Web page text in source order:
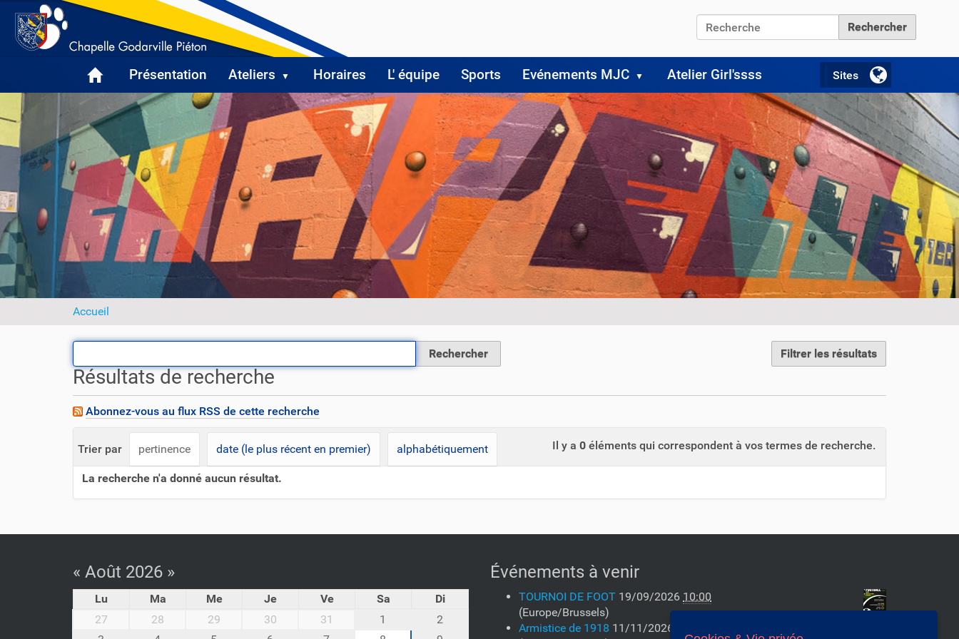
Chercher par
Présentation Ateliers Horaires L' équipe Sports Evénements MJC Atelier Girl'ssss
V
u
ê
e
s
i
Accueil
Filtrer les résultats
Résultats de recherche
Abonnez-vous au flux RSS de cette recherche
Il y a 0 éléments qui correspondent à vos termes de recherche.
Trier par pertinence date (le plus récent en premier) alphabétiquement
La recherche n'a donné aucun résultat.
« Août 2026 »
Lu Ma Me Je Ve Sa
Di
27
28 29 30 31 1
2
Événements à venir
TOURNOI DE FOOT 19/09/2026 10:00
(Europe/Brussels)
Armistice de 1918 11/11/2026